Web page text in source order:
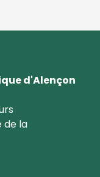
d'Alençon
de la